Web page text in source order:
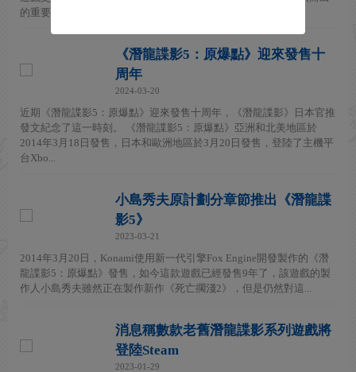
的重要作品。...
《潛龍諜影5：原爆點》迎來發售十
周年
2024-03-20
近期《潛龍諜影5：原爆點》迎來發售十周年，《潛龍諜影》日本官推
發文紀念了這一時刻。 《潛龍諜影5：原爆點》亞洲和北美地區於
2014年3月18日發售，日本和歐洲地區於3月20日發售，登陸了主機平
台Xbo...
小島秀夫原計劃分章節推出《潛龍諜
影5》
2023-03-21
2014年3月20日，Konami使用新一代引擎Fox Engine開發製作的《潛
龍諜影5：原爆點》發售，如今這款遊戲已經發售9年了，該遊戲的製
作人小島秀夫雖然正在製作新作《死亡擱淺2》，但是仍然對這...
消息稱數款老舊潛龍諜影系列遊戲將
登陸Steam
2023-01-29